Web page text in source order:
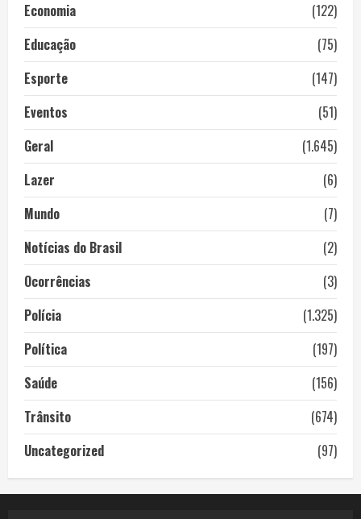
Economia
(122)
Educação
(75)
Esporte
(147)
Eventos
(51)
Geral
(1.645)
Lazer
(6)
Mundo
(7)
Notícias do Brasil
(2)
Ocorrências
(3)
Polícia
(1.325)
Política
(197)
Saúde
(156)
Trânsito
(674)
Uncategorized
(97)